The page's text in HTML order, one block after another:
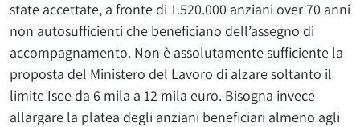
state accettate, a fronte di 1.520.000 anziani over 70 anni
non autosufficienti che beneficiano dell’assegno di
accompagnamento. Non è assolutamente sufficiente la
proposta del Ministero del Lavoro di alzare soltanto il
limite Isee da 6 mila a 12 mila euro. Bisogna invece
allargare la platea degli anziani beneficiari almeno agli